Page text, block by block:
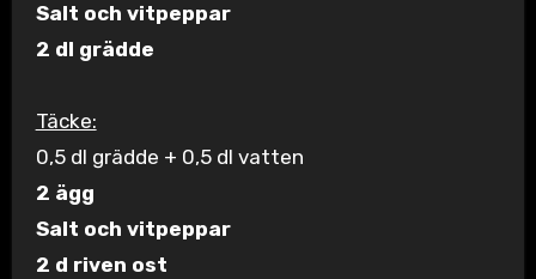
Salt och vitpeppar
2 dl grädde
Täcke:
0,5 dl grädde + 0,5 dl vatten
2 ägg
Salt och vitpeppar
2 d riven ost